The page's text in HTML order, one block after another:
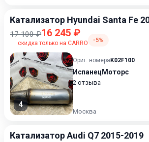
Катализатор Hyundai Santa Fe
17 100 ₽16 245 ₽
скидка только на CARRO -5%
4
Ориг. номера K02F100
ИспанецМоторс
2 отзыва
Москва
Катализатор Audi Q7 2015-2019